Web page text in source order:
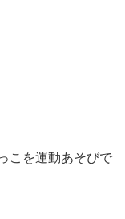
こを運動あそびで